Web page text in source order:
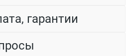
гарантии